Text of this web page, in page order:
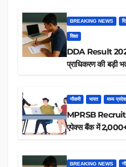
BREAKING NEWS
शिक्षा
DDA Result 2026
प्राधिकरण की बड़ी
नौकरी भारत मध्य प्रदेश
MPRSB
एपेक्स बैंक में
BREAKING NEWS